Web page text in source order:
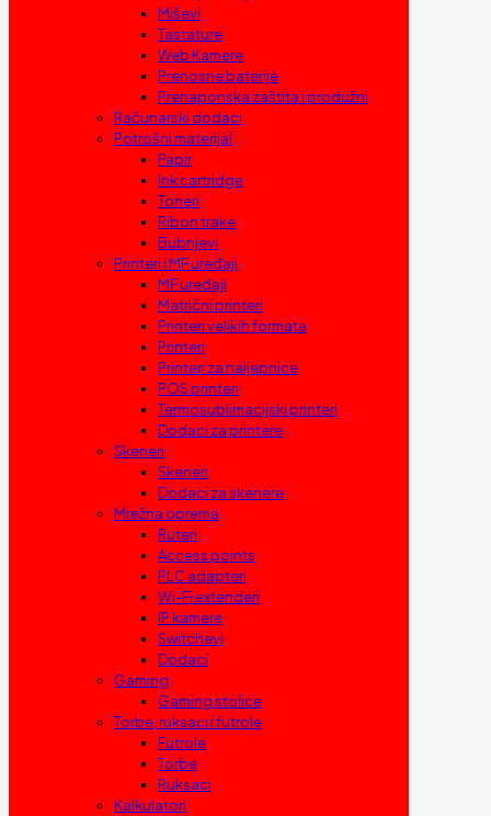
Miševi
Tastature
Web Kamere
Prenosne baterije
Prenaponska zaštita i produžni
Računarski dodaci
Potrošni materijal
Papir
Ink cartridge
Toneri
Ribon trake
Bubnjevi
Printeri i MF uređaji
MF uređaji
Matrični printeri
Printeri velikih formata
Printeri
Printeri za naljepnice
POS printeri
Termosublimacijski printeri
Dodaci za printere
Skeneri
Skeneri
Dodaci za skenere
Mrežna oprema
Ruteri
Access points
PLC adapteri
Wi-Fi extenderi
IP kamere
Switchevi
Dodaci
Gaming
Gaming stolice
Torbe, ruksaci i futrole
Futrole
Torbe
Ruksaci
Kalkulatori